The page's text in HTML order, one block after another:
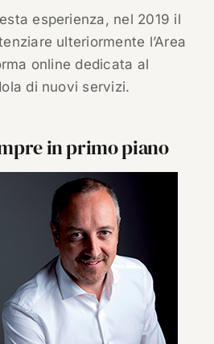
esperienza, nel 2019 il
ulteriormente l’Area
online dedicata al
di nuovi servizi.
in primo piano